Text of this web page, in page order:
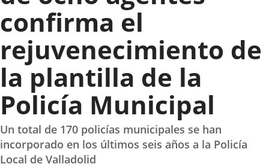
confirma el
rejuvenecimiento de
la plantilla de la
Policía Municipal
Un total de 170 policías municipales se han
incorporado en los últimos seis años a la Policía
Local de Valladolid